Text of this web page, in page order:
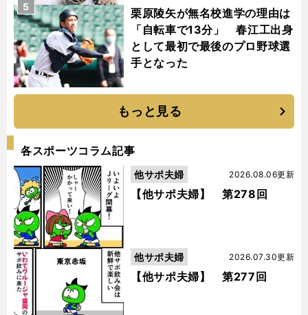
栗原陵矢が無名校進学の理由は
「自転車で13分」 春江工出身
として最初で最後のプロ野球選
手となった
5
もっと見る
各スポーツコラム記事
【他サポ夫婦】 第278回
2026.08.06更新
他サポ夫婦
【他サポ夫婦】 第277回
2026.07.30更新
他サポ夫婦